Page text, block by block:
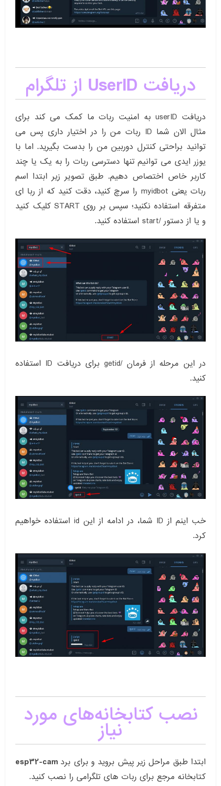
دریافت UserID از تلگرام
دریافت userID به امنیت ربات ما کمک می کند برای
مثال الان شما ID ربات من را در اختیار داری پس می
توانید براحتی کنترل دوربین من را بدست بگیرید. اما با
یوزر ایدی می توانیم تنها دسترسی ربات را به یک یا چند
کاربر خاص اختصاص دهیم. طبق تصویر زیر ابتدا اسم
ربات یعنی myidbot را سرچ کنید، دقت کنید که از ربا ای
متفرقه استفاده نکنید؛ سپس بر روی START کلیک کنید
و یا از دستور /start استفاده کنید.
در این مرحله از فرمان /getid برای دریافت ID استفاده
کنید.
خب اینم از ID شما، در ادامه از این id استفاده خواهیم
کرد.
نصب کتابخانه‌های مورد
نیاز
ابتدا طبق مراحل زیر پیش بروید و برای برد esp32-cam
کتابخانه مرجع برای ربات های تلگرامی را نصب کنید.